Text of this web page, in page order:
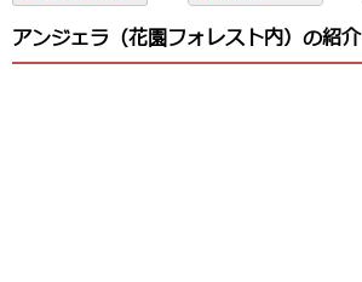
アンジェラ（花園フォレスト内）の紹介